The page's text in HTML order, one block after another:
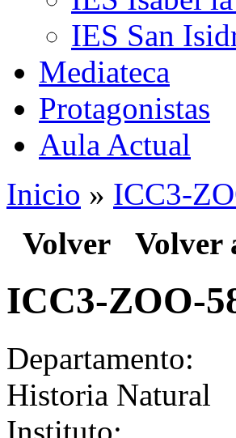
IES San
Mediateca
Protagonistas
Aula Actual
Inicio » ICC3-
Volver Volver
ICC3-ZOO-
Departamento:
Historia Natural
Instituto: